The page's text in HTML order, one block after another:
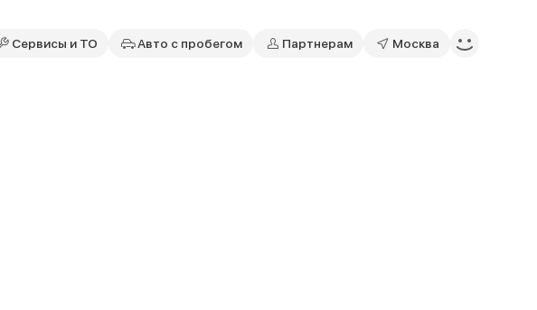
Сервисы и ТО Авто с пробегом Партнерам Москва